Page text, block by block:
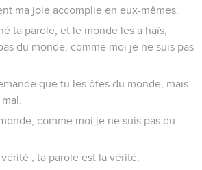
ma joie accomplie en eux-mêmes.
ta parole, et le monde les a haïs,
du monde, comme moi je ne suis pas
que tu les ôtes du monde, mais
comme moi je ne suis pas du
; ta parole est la vérité.